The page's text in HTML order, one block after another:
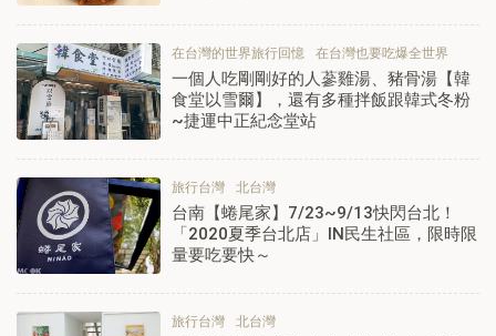
在台灣的世界旅行回憶 在台灣也要吃爆全世界
一個人吃剛剛好的人蔘雞湯、豬骨湯【韓
食堂以雪爾】，還有多種拌飯跟韓式冬粉
~捷運中正紀念堂站
旅行台灣 北台灣
台南【蜷尾家】7/23~9/13快閃台北！
「2020夏季台北店」IN民生社區，限時限
量要吃要快～
旅行台灣 北台灣